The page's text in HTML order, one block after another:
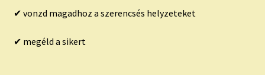
✔ vonzd magadhoz a szerencsés helyzeteket
✔ megéld a sikert